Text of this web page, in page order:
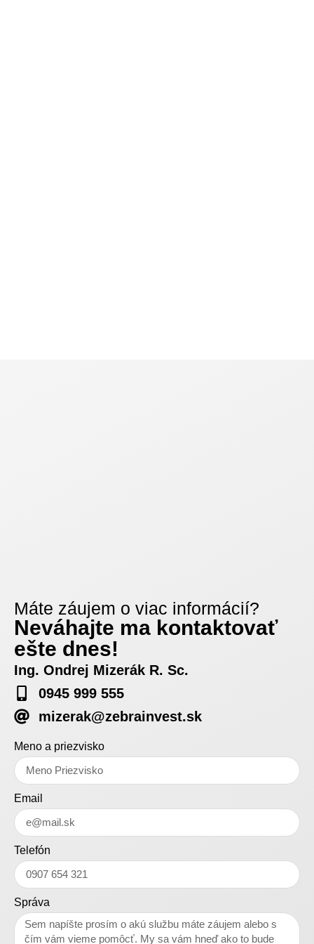
Máte záujem o viac informácií?
Neváhajte ma kontaktovať
ešte dnes!
Ing. Ondrej Mizerák R. Sc.
0945 999 555
mizerak@zebrainvest.sk
Meno a priezvisko
Email
Telefón
Správa